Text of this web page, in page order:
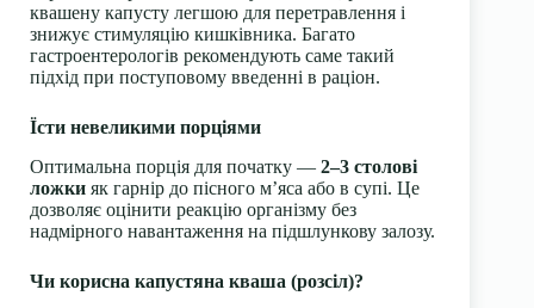
квашену капусту легшою для перетравлення і
знижує стимуляцію кишківника. Багато
гастроентерологів рекомендують саме такий
підхід при поступовому введенні в раціон.
Їсти невеликими порціями
Оптимальна порція для початку — 2–3 столові
ложки як гарнір до пісного м’яса або в супі. Це
дозволяє оцінити реакцію організму без
надмірного навантаження на підшлункову залозу.
Чи корисна капустяна кваша (розсіл)?